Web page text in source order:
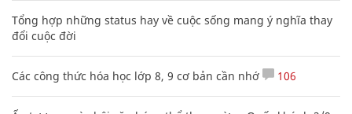
Tổng hợp những status hay về cuộc sống mang ý nghĩa thay
đổi cuộc đời
Các công thức hóa học lớp 8, 9 cơ bản cần nhớ 106